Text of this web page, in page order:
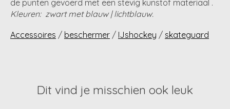
de punten gevoerd met een stevig kunstof materiaal .
Kleuren: zwart met blauw | lichtblauw.
Accessoires / beschermer / IJshockey / skateguard
Dit vind je misschien ook leuk